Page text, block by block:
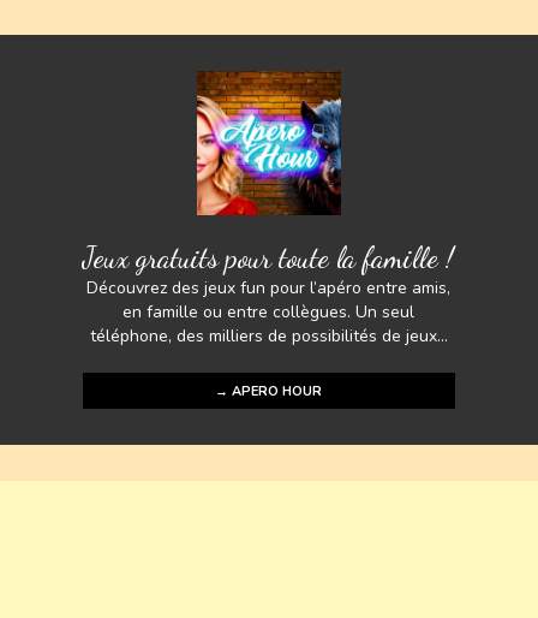
Jeux gratuits pour toute la famille !
Découvrez des jeux fun pour l’apéro entre amis,
en famille ou entre collègues. Un seul
téléphone, des milliers de possibilités de jeux...
→ APERO HOUR